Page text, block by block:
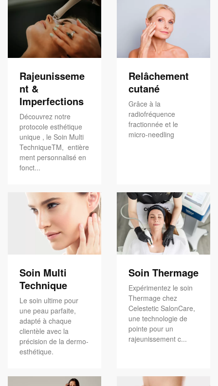
Rajeunisseme
nt &
Imperfections
Découvrez notre
protocole esthétique
unique , le Soin Multi
TechniqueTM, entière
ment personnalisé en
fonct...
Relâchement
cutané
Grâce à la
radiofréquence
fractionnée et le
micro-needling
Soin Multi
Technique
Le soin ultime pour
une peau parfaite,
adapté à chaque
clientèle avec la
précision de la dermo-
esthétique.
Soin Thermage
Expérimentez le soin
Thermage chez
Celestetic SalonCare,
une technologie de
pointe pour un
rajeunissement c...